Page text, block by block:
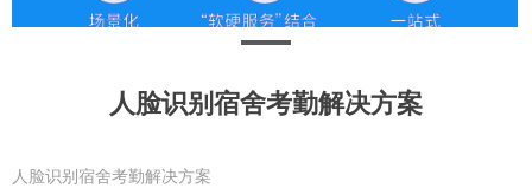
人脸识别宿舍考勤解决方案
人脸识别宿舍考勤解决方案